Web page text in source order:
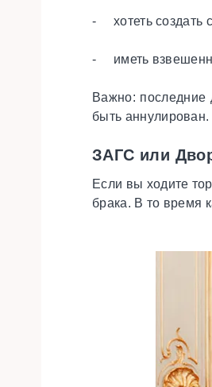
- хотеть создать
- иметь
Важно: последние
быть аннулирован.
ЗАГС или
Если вы ходите
брака. В то время